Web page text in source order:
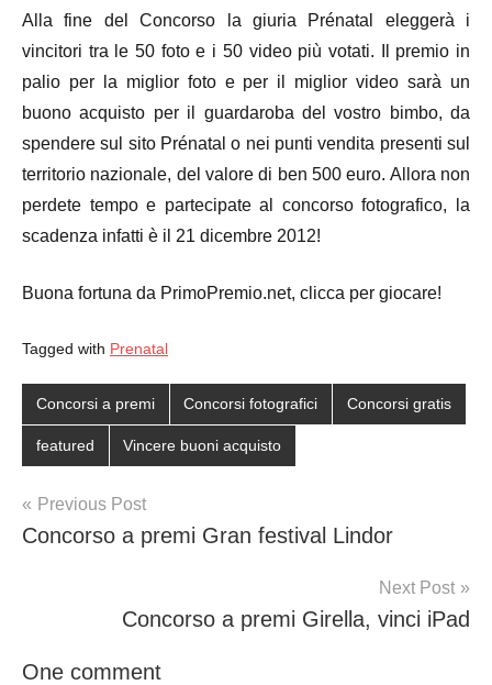
Alla fine del Concorso la giuria Prénatal eleggerà i
vincitori tra le 50 foto e i 50 video più votati. Il premio in
palio per la miglior foto e per il miglior video sarà un
buono acquisto per il guardaroba del vostro bimbo, da
spendere sul sito Prénatal o nei punti vendita presenti sul
territorio nazionale, del valore di ben 500 euro. Allora non
perdete tempo e partecipate al concorso fotografico, la
scadenza infatti è il 21 dicembre 2012!
Buona fortuna da PrimoPremio.net, clicca per giocare!
Tagged with Prenatal
Concorsi a premi Concorsi fotografici Concorsi gratis
featured Vincere buoni acquisto
Post
navigation
Previous Post
Concorso a premi Gran festival Lindor
Next Post
Concorso a premi Girella, vinci iPad
One comment